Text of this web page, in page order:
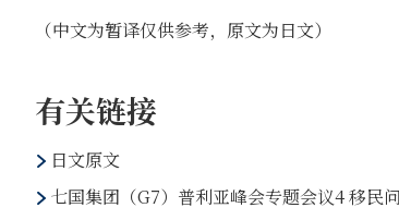
（中文为暂译仅供参考，原文为日文）
有关链接
日文原文
七国集团（G7）普利亚峰会专题会议4 移民